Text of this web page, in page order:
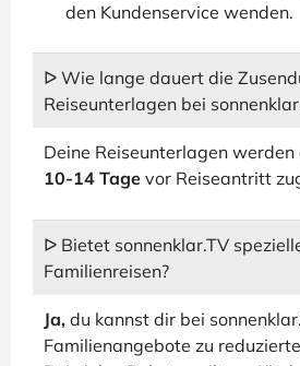
den Kundenservice wenden.
ᐅ Wie lange dauert die
Reiseunterlagen bei
Deine Reiseunterlagen werden
10-14 Tage vor Reiseantritt
ᐅ Bietet sonnenklar.TV
Familienreisen?
Ja, du kannst dir bei
Familienangebote zu